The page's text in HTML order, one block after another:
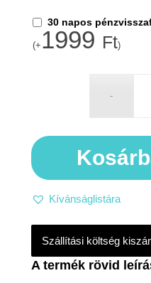
30 napos
(+ 1999 Ft)
Kívánságlistára
Szállítási költség